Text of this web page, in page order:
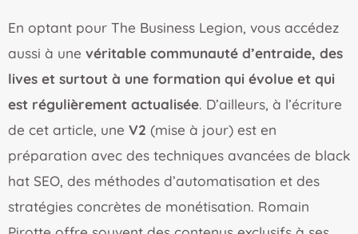
En optant pour The Business Legion, vous accédez
aussi à une véritable communauté d’entraide, des
lives et surtout à une formation qui évolue et qui
est régulièrement actualisée. D’ailleurs, à l’écriture
de cet article, une V2 (mise à jour) est en
préparation avec des techniques avancées de black
hat SEO, des méthodes d’automatisation et des
stratégies concrètes de monétisation. Romain